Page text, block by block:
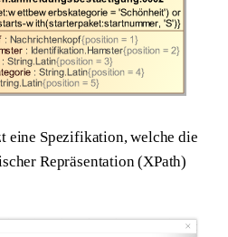
eine Spezifikation, welche die
Repräsentation (XPath)